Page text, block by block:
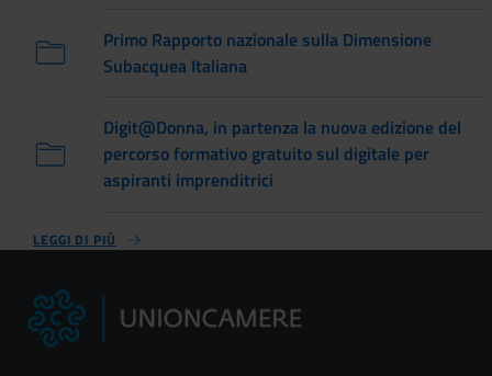
Primo Rapporto nazionale sulla Dimensione
Subacquea Italiana
Digit@Donna, in partenza la nuova edizione del
percorso formativo gratuito sul digitale per
aspiranti imprenditrici
LEGGI DI PIÙ